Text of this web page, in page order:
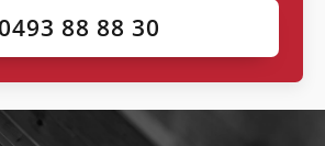
0493 88 88 30